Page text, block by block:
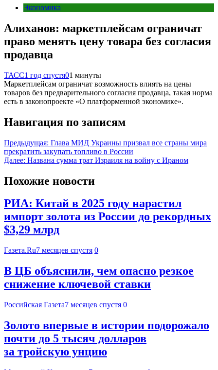
Экономика
Алиханов: маркетплейсам ограничат
право менять цену товара без согласия
продавца
ТАСС1 год спустя01 минуты
Маркетплейсам ограничат возможность влиять на цены
товаров без предварительного согласия продавца, такая норма
есть в законопроекте «О платформенной экономике».
Навигация по записям
Предыдущая: Глава МИД Украины призвал все страны мира
прекратить закупать топливо в России
Далее: Названа сумма трат Израиля на войну с Ираном
Похожие новости
РИА: Китай в 2025 году нарастил
импорт золота из России до рекордных
$3,29 млрд
Газета.Ru7 месяцев спустя 0
В ЦБ объяснили, чем опасно резкое
снижение ключевой ставки
Российская Газета7 месяцев спустя 0
Золото впервые в истории подорожало
почти до 5 тысяч долларов
за тройскую унцию